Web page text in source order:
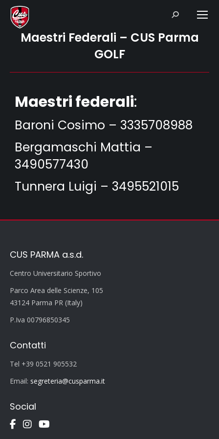
Search:
Maestri Federali – CUS Parma
GOLF
Maestri federali:
Baroni Cosimo – 3335708988
Bergamaschi Mattia –
3490577430
Tunnera Luigi – 3495521015
CUS PARMA a.s.d.
Centro Universitario Sportivo
Parco Area delle Scienze, 105
43124 Parma PR (Italy)
P.Iva 00796850345
Contatti
Tel +39 0521 905532
Email: segreteria@cusparma.it
Social